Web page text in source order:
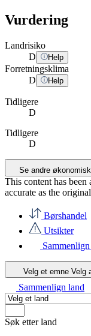
Vurdering
Landrisiko
D
Help
Forretningsklima
D
Help
Tidligere
D
Tidligere
D
Se andre
This content has been
accurate as the original
Børshandel
Utsikter
Velg et emne Velg
Sammenlign land
Søk etter land